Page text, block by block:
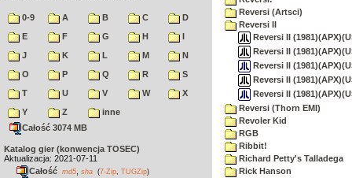
0-9 A B C
D
E
F G H
I
J
K L M
N
O
P Q R
S
T
U V W
X
Y
Z
inne
Całość 3074 MB
Katalog gier (konwencja TOSEC)
Aktualizacja: 2021-07-11
Całość md5 sha (7-Zip TUGZip)
Reversi (Artsci)
Reversi II
Reversi II
Reversi II
Reversi II
Reversi II
Reversi II
Reversi (Thorn EMI)
Revoler Kid
RGB
Ribbit!
Richard Petty's Talladega
Rick Hanson